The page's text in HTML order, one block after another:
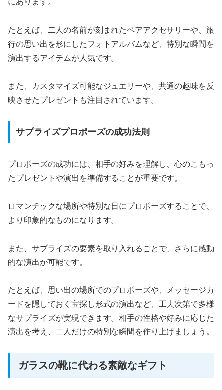
にあります。
たとえば、二人の名前が刻まれたペアアクセサリーや、旅
行の思い出を形にしたフォトアルバムなど、特別な瞬間を
演出するアイテムが人気です。
また、カスタマイズ可能なジュエリーや、共通の趣味を反
映させたプレゼントも注目されています。
サプライズプロポーズの成功法則
プロポーズの成功には、相手の好みを理解し、心のこもっ
たプレゼントや演出を準備することが重要です。
ロマンチックな場所や特別な日にプロポーズすることで、
より印象的なものになります。
また、サプライズの要素を取り入れることで、さらに感動
的な演出が可能です。
たとえば、思い出の場所でのプロポーズや、メッセージカ
ードを隠しておく宝探し形式の演出など、工夫次第で多様
なサプライズが実現できます。相手の性格や好みに応じた
演出を考え、二人だけの特別な瞬間を作り上げましょう。
ガラスの靴に代わる素敵なギフト